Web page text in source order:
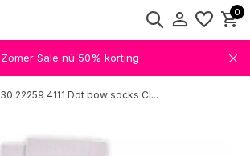
0
Zomer Sale nú 50% korting
30 22259 4111 Dot bow socks Cl...